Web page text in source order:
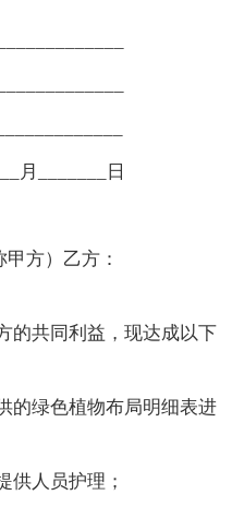
月_______日
方）乙方：
的共同利益，现达成以下
的绿色植物布局明细表进
供人员护理；